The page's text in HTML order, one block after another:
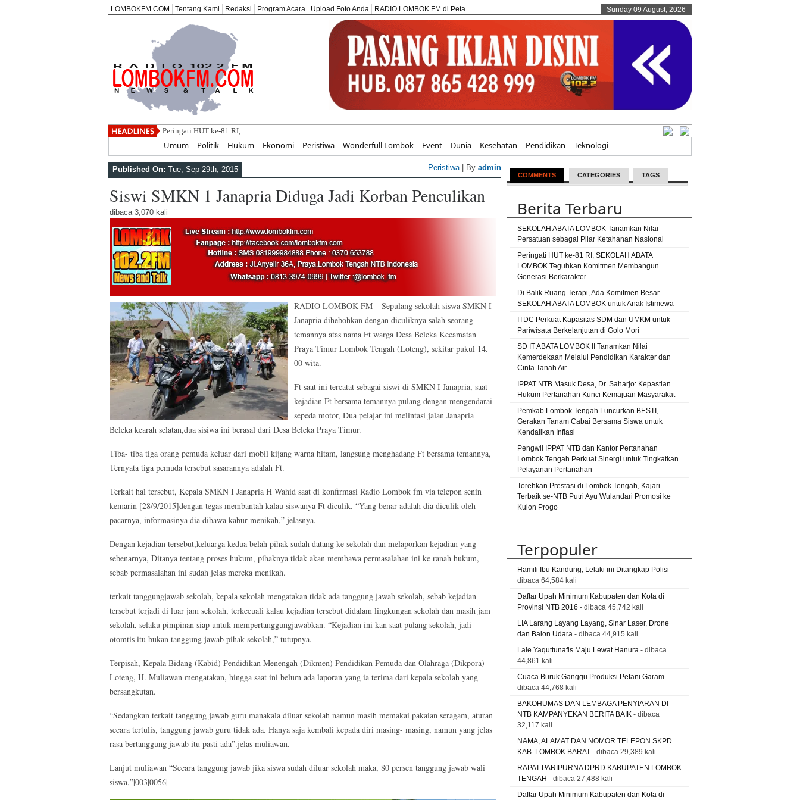
LOMBOKFM.COM Tentang Kami Redaksi Program Acara Upload Foto Anda RADIO LOMBOK FM di Peta Sunday 09 August, 2026
Peringati HUT ke-81 RI, SEKOLAH ABATA LOMBOK
Umum Politik Hukum Ekonomi Peristiwa Wonderfull Lombok Event Dunia Kesehatan Pendidikan Teknologi
Published On: Tue, Sep 29th, 2015 Peristiwa| By admin
Siswi SMKN 1 Janapria Diduga Jadi Korban Penculikan
dibaca 3,070 kali
RADIO LOMBOK FM – Sepulang sekolah siswa SMKN I
Janapria dihebohkan dengan diculiknya salah seorang
temannya atas nama Ft warga Desa Beleka Kecamatan
Praya Timur Lombok Tengah (Loteng), sekitar pukul 14.
00 wita.
Ft saat ini tercatat sebagai siswi di SMKN I Janapria, saat
kejadian Ft bersama temannya pulang dengan mengendarai
sepeda motor, Dua pelajar ini melintasi jalan Janapria
Beleka kearah selatan,dua sisiwa ini berasal dari Desa Beleka Praya Timur.
Tiba- tiba tiga orang pemuda keluar dari mobil kijang warna hitam, langsung menghadang Ft bersama temannya,
Ternyata tiga pemuda tersebut sasarannya adalah Ft.
Terkait hal tersebut, Kepala SMKN I Janapria H Wahid saat di konfirmasi Radio Lombok fm via telepon senin
kemarin [28/9/2015]dengan tegas membantah kalau siswanya Ft diculik. “Yang benar adalah dia diculik oleh
pacarnya, informasinya dia dibawa kabur menikah,” jelasnya.
Dengan kejadian tersebut,keluarga kedua belah pihak sudah datang ke sekolah dan melaporkan kejadian yang
sebenarnya, Ditanya tentang proses hukum, pihaknya tidak akan membawa permasalahan ini ke ranah hukum,
sebab permasalahan ini sudah jelas mereka menikah.
terkait tanggungjawab sekolah, kepala sekolah mengatakan tidak ada tanggung jawab sekolah, sebab kejadian
tersebut terjadi di luar jam sekolah, terkecuali kalau kejadian tersebut didalam lingkungan sekolah dan masih jam
sekolah, selaku pimpinan siap untuk mempertanggungjawabkan. “Kejadian ini kan saat pulang sekolah, jadi
otomtis itu bukan tanggung jawab pihak sekolah,” tutupnya.
Terpisah, Kepala Bidang (Kabid) Pendidikan Menengah (Dikmen) Pendidikan Pemuda dan Olahraga (Dikpora)
Loteng, H. Muliawan mengatakan, hingga saat ini belum ada laporan yang ia terima dari kepala sekolah yang
bersangkutan.
“Sedangkan terkait tanggung jawab guru manakala diluar sekolah namun masih memakai pakaian seragam, aturan
secara tertulis, tanggung jawab guru tidak ada. Hanya saja kembali kepada diri masing- masing, namun yang jelas
rasa bertanggung jawab itu pasti ada”.jelas muliawan.
Lanjut muliawan “Secara tanggung jawab jika siswa sudah diluar sekolah maka, 80 persen tanggung jawab wali
siswa,”|003|0056|
COMMENTS CATEGORIES TAGS
Berita Terbaru
SEKOLAH ABATA LOMBOK Tanamkan Nilai
Persatuan sebagai Pilar Ketahanan Nasional
Peringati HUT ke-81 RI, SEKOLAH ABATA
LOMBOK Teguhkan Komitmen Membangun
Generasi Berkarakter
Di Balik Ruang Terapi, Ada Komitmen Besar
SEKOLAH ABATA LOMBOK untuk Anak Istimewa
ITDC Perkuat Kapasitas SDM dan UMKM untuk
Pariwisata Berkelanjutan di Golo Mori
SD IT ABATA LOMBOK II Tanamkan Nilai
Kemerdekaan Melalui Pendidikan Karakter dan
Cinta Tanah Air
IPPAT NTB Masuk Desa, Dr. Saharjo: Kepastian
Hukum Pertanahan Kunci Kemajuan Masyarakat
Pemkab Lombok Tengah Luncurkan BESTI,
Gerakan Tanam Cabai Bersama Siswa untuk
Kendalikan Inflasi
Pengwil IPPAT NTB dan Kantor Pertanahan
Lombok Tengah Perkuat Sinergi untuk Tingkatkan
Pelayanan Pertanahan
Torehkan Prestasi di Lombok Tengah, Kajari
Terbaik se-NTB Putri Ayu Wulandari Promosi ke
Kulon Progo
Terpopuler
Hamili Ibu Kandung, Lelaki ini Ditangkap Polisi -
dibaca 64,584 kali
Daftar Upah Minimum Kabupaten dan Kota di
Provinsi NTB 2016 - dibaca 45,742 kali
LIA Larang Layang Layang, Sinar Laser, Drone
dan Balon Udara - dibaca 44,915 kali
Lale Yaquttunafis Maju Lewat Hanura - dibaca
44,861 kali
Cuaca Buruk Ganggu Produksi Petani Garam -
dibaca 44,768 kali
BAKOHUMAS DAN LEMBAGA PENYIARAN DI
NTB KAMPANYEKAN BERITA BAIK - dibaca
32,117 kali
NAMA, ALAMAT DAN NOMOR TELEPON SKPD
KAB. LOMBOK BARAT - dibaca 29,389 kali
RAPAT PARIPURNA DPRD KABUPATEN LOMBOK
TENGAH - dibaca 27,488 kali
Daftar Upah Minimum Kabupaten dan Kota di